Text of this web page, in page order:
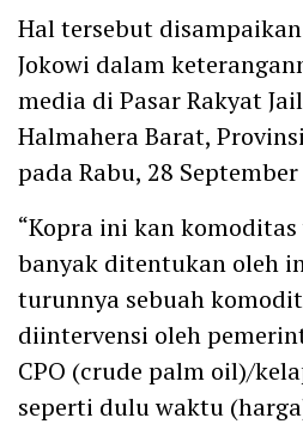
Hal tersebut
Jokowi dalam
media di Pasar Rakyat
Halmahera Barat,
pada Rabu, 28 September
“Kopra ini kan
banyak ditentukan oleh
turunnya sebuah
diintervensi oleh
CPO (crude palm oil)/
seperti dulu waktu